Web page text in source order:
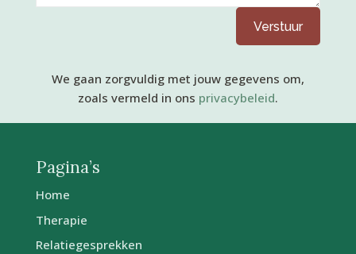
Verstuur
We gaan zorgvuldig met jouw gegevens om,
zoals vermeld in ons privacybeleid.
Pagina’s
Home
Therapie
Relatiegesprekken